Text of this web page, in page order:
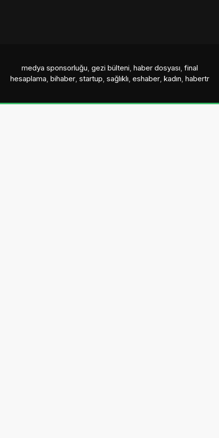
medya sponsorluğu, gezi bülteni, haber dosyası, final
hesaplama, bihaber, startup, sağlıklı, eshaber, kadın, habertr